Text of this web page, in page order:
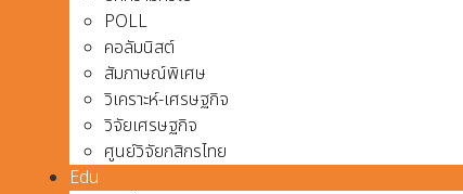
POLL
คอลัมนิสต์
สัมภาษณ์พิเศษ
วิเคราะห์-เศรษฐกิจ
วิจัยเศรษฐกิจ
ศูนย์วิจัยกสิกรไทย
Edu